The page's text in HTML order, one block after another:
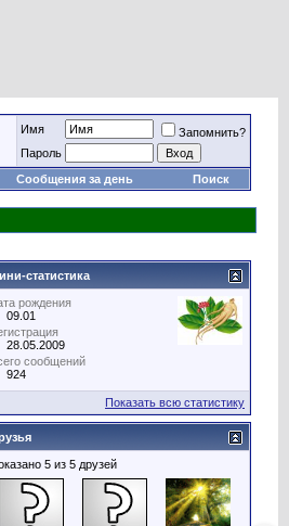
Имя
Запомнить?
Пароль
Сообщения за день Поиск
статистика
рождения
09.01
28.05.2009
сообщений
924
Показать всю статистику
5 из 5 друзей